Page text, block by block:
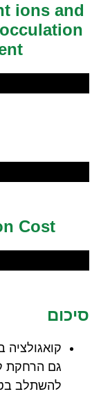
ions and
Cost
סיכום
גם הרחקת
להשתלב